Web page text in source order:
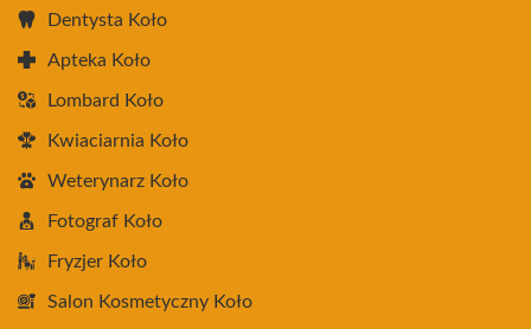
Dentysta Koło
Apteka Koło
Lombard Koło
Kwiaciarnia Koło
Weterynarz Koło
Fotograf Koło
Fryzjer Koło
Salon Kosmetyczny Koło